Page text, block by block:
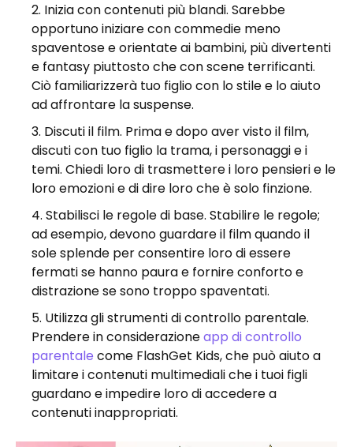
Inizia con contenuti più blandi. Sarebbe
opportuno iniziare con commedie meno
spaventose e orientate ai bambini, più divertenti
e fantasy piuttosto che con scene terrificanti.
Ciò familiarizzerà tuo figlio con lo stile e lo aiuto
ad affrontare la suspense.
Discuti il ​​film. Prima e dopo aver visto il film,
discuti con tuo figlio la trama, i personaggi e i
temi. Chiedi loro di trasmettere i loro pensieri e le
loro emozioni e di dire loro che è solo finzione.
Stabilisci le regole di base. Stabilire le regole;
ad esempio, devono guardare il film quando il
sole splende per consentire loro di essere
fermati se hanno paura e fornire conforto e
distrazione se sono troppo spaventati.
Utilizza gli strumenti di controllo parentale.
Prendere in considerazioneapp di controllo
parentale come FlashGet Kids, che può aiuto a
limitare i contenuti multimediali che i tuoi figli
guardano e impedire loro di accedere a
contenuti inappropriati.